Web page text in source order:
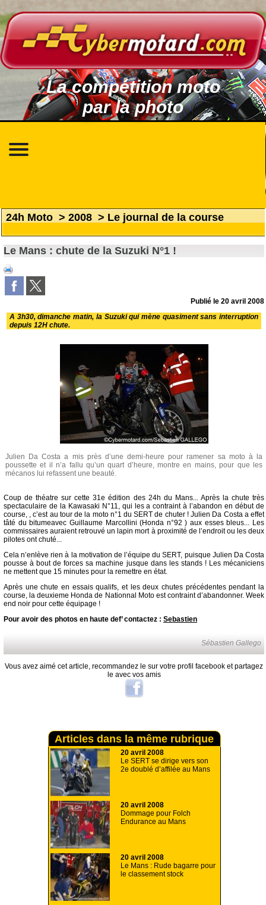
La compétition moto
par la photo
24h Moto > 2008 > Le journal de la course
Le Mans : chute de la Suzuki N°1 !
Publié le20 avril 2008
A 3h30, dimanche matin, la Suzuki qui mène quasiment sans interruption
depuis 12H chute.
Julien Da Costa a mis près d’une demi-heure pour ramener sa moto à la
poussette et il n’a fallu qu’un quart d’heure, montre en mains, pour que les
mécanos lui refassent une beauté.
Coup de théatre sur cette 31e édition des 24h du Mans... Après la chute très
spectaculaire de la Kawasaki N°11, qui les a contraint à l’abandon en début de
course, , c’est au tour de la moto n°1 du SERT de chuter ! Julien Da Costa a effet
tâté du bitumeavec Guillaume Marcollini (Honda n°92 ) aux esses bleus... Les
commissaires auraient retrouvé un lapin mort à proximité de l’endroit ou les deux
pilotes ont chuté...
Cela n’enlève rien à la motivation de l’équipe du SERT, puisque Julien Da Costa
pousse à bout de forces sa machine jusque dans les stands ! Les mécaniciens
ne mettent que 15 minutes pour la remettre en état.
Après une chute en essais qualifs, et les deux chutes précédentes pendant la
course, la deuxieme Honda de Nationnal Moto est contraint d’abandonner. Week
end noir pour cette équipage !
Pour avoir des photos en haute def’ contactez : Sebastien
Sébastien Gallego
Vous avez aimé cet article, recommandez le sur votre profil facebook et partagez
le avec vos amis
Articles dans la même rubrique
20 avril 2008
Le SERT se dirige vers son
2e doublé d’affilée au Mans
20 avril 2008
Dommage pour Folch
Endurance au Mans
20 avril 2008
Le Mans : Rude bagarre pour
le classement stock